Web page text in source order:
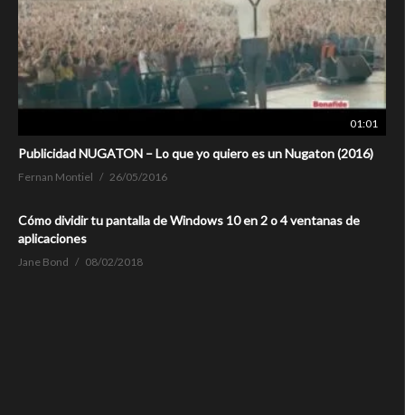
01:01
Publicidad NUGATON – Lo que yo quiero es un Nugaton (2016)
Fernan Montiel 26/05/2016
Cómo dividir tu pantalla de Windows 10 en 2 o 4 ventanas de
aplicaciones
Jane Bond 08/02/2018